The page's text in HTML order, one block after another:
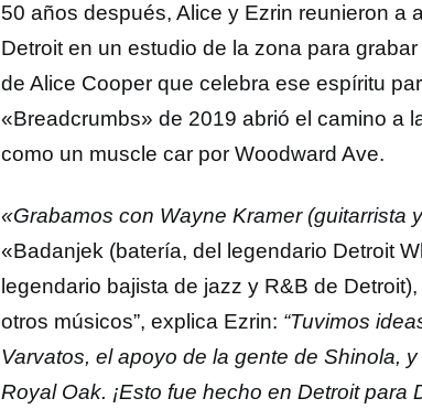
50 años después, Alice y Ezrin reunieron a
Detroit en un estudio de la zona para
de Alice Cooper que celebra ese espíritu
«Breadcrumbs» de 2019 abrió el camino a
como un muscle car por Woodward Ave.
«Grabamos con Wayne Kramer (guitarrista
«Badanjek (batería, del legendario Detroit
legendario bajista de jazz y R&B de
otros músicos”, explica Ezrin: “Tuvimos
Varvatos, el apoyo de la gente de Shinola,
Royal Oak. ¡Esto fue hecho en Detroit para